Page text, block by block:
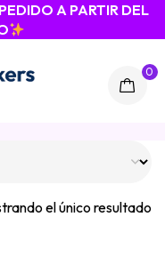
A PARTIR DEL
0
el único resultado